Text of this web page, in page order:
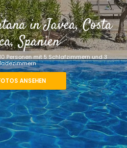
in Javea, Costa
Spanien
Personen mit 5 Schlafzimmern und 3
ANSEHEN